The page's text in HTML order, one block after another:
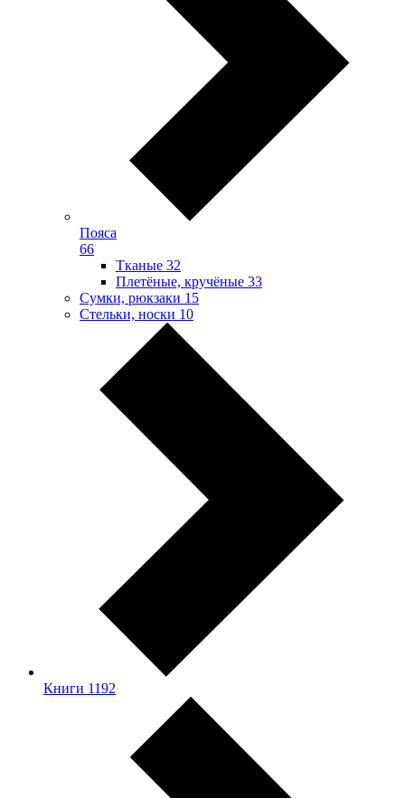
Пояса
66
Тканые 32
Плетёные, кручёные 33
Сумки, рюкзаки 15
Стельки, носки 10
Книги 1192